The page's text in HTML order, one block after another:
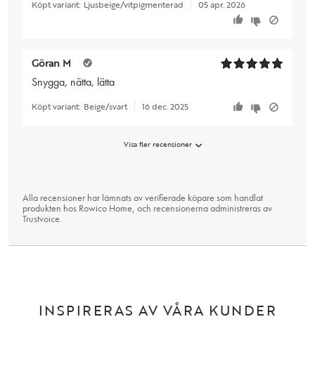
Köpt variant: Ljusbeige/vitpigmenterad 05 apr. 2026
Göran M
Snygga, nätta, lätta
Köpt variant: Beige/svart 16 dec. 2025
Visa fler recensioner
Alla recensioner har lämnats av verifierade köpare som handlat
produkten hos Rowico Home, och recensionerna administreras av
Trustvoice.
INSPIRERAS AV VÅRA KUNDER